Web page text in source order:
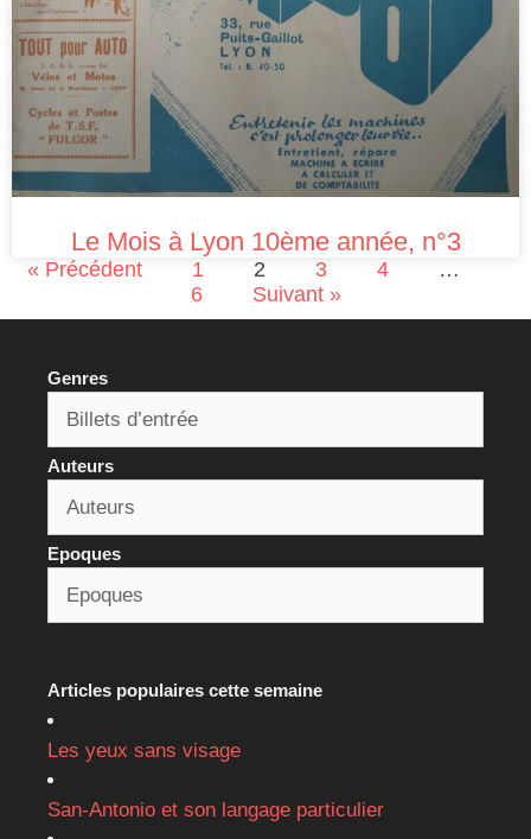
Le Mois à Lyon 10ème année, n°3
« Précédent 1 2 3 4
…
6
Suivant »
Genres
Auteurs
Epoques
Articles populaires cette semaine
Les yeux sans visage
San-Antonio et son langage particulier